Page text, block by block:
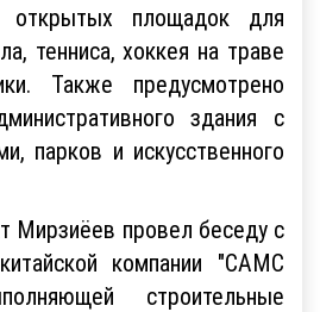
открытых площадок для
тенниса, хоккея на траве
Также предусмотрено
здания с
парков и искусственного
Мирзиёев провел беседу с
компании "CAMC
строительные